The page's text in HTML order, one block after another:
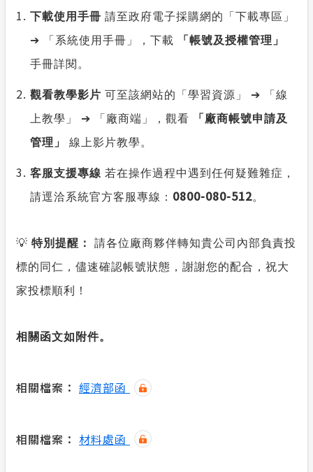
下載使用手冊 請至政府電子採購網的「下載專區」
➔
「系統使用手冊」，下載
「帳號及授權管理」
手冊詳閱。
觀看教學影片 可至該網站的「學習資源」 ➔
「線
上教學」
➔ 「廠商端」，觀看
「廠商帳號申請及
管理」
線上影片教學。
客服支援專線 若在操作過程中遇到任何疑難雜症，
請逕洽系統官方客服專線： 0800-080-512。
💡 特別提醒：
請各位廠商夥伴轉知貴公司內部負責投
標的同仁，儘速確認帳號狀態，謝謝您的配合，祝大
家投標順利！
相關函文如附件。
相關檔案： 經濟部函
相關檔案： 材料處函